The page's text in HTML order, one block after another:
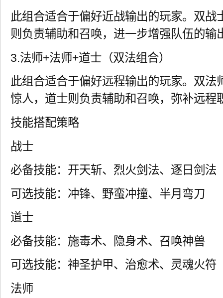
此组合适合于偏好近战输出的玩家。双战
则负责辅助和召唤，进一步增强队伍的输
3.法师+法师+道士（双法组合）
此组合适合于偏好远程输出的玩家。双法
惊人，道士则负责辅助和召唤，弥补远程
技能搭配策略
战士
必备技能：开天斩、烈火剑法、逐日剑法
可选技能：冲锋、野蛮冲撞、半月弯刀
道士
必备技能：施毒术、隐身术、召唤神兽
可选技能：神圣护甲、治愈术、灵魂火符
法师